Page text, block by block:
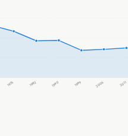
1975 1982 1990 1999 2006 2011